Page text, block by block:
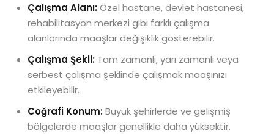
Çalışma Alanı:Özel hastane, devlet hastanesi,
rehabilitasyon merkezi gibi farklı çalışma
alanlarında maaşlar değişiklik gösterebilir.
Çalışma Şekli: Tam zamanlı, yarı zamanlı veya
serbest çalışma şeklinde çalışmak maaşınızı
etkileyebilir.
Coğrafi Konum:Büyük şehirlerde ve gelişmiş
bölgelerde maaşlar genellikle daha yüksektir.